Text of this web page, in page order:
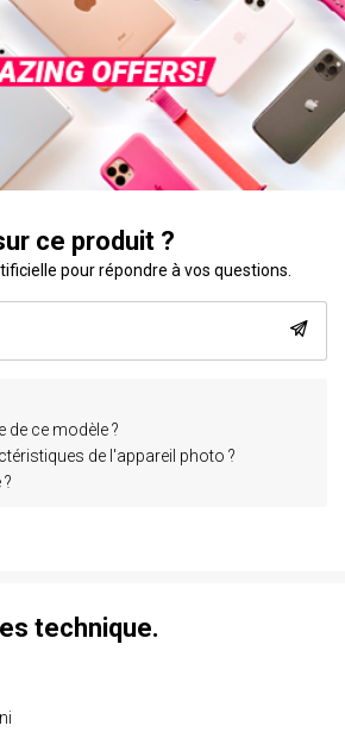
ce produit ?
pour répondre à vos questions.
de ce modèle ?
de l'appareil photo ?
technique.